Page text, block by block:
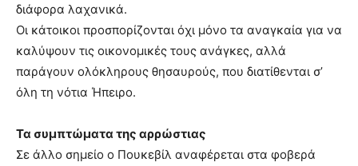
διάφορα λαχανικά.
Οι κάτοικοι προσπορίζονται όχι μόνο τα αναγκαία για να
καλύψουν τις οικονομικές τους ανάγκες, αλλά
παράγουν ολόκληρους θησαυρούς, που διατίθενται σ’
όλη τη νότια Ήπειρο.
Τα συμπτώματα της αρρώστιας
Σε άλλο σημείο ο Πουκεβίλ αναφέρεται στα φοβερά